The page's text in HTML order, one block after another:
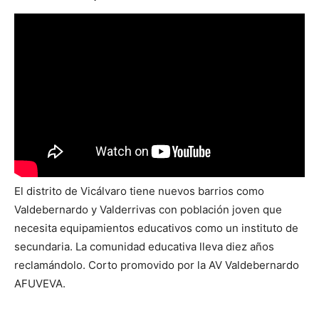
El distrito de Vicálvaro tiene nuevos barrios como
Valdebernardo y Valderrivas con población joven que
necesita equipamientos educativos como un instituto de
secundaria. La comunidad educativa lleva diez años
reclamándolo. Corto promovido por la AV Valdebernardo
AFUVEVA.